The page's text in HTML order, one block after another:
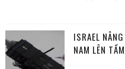
ISRAEL
NAM LÊN